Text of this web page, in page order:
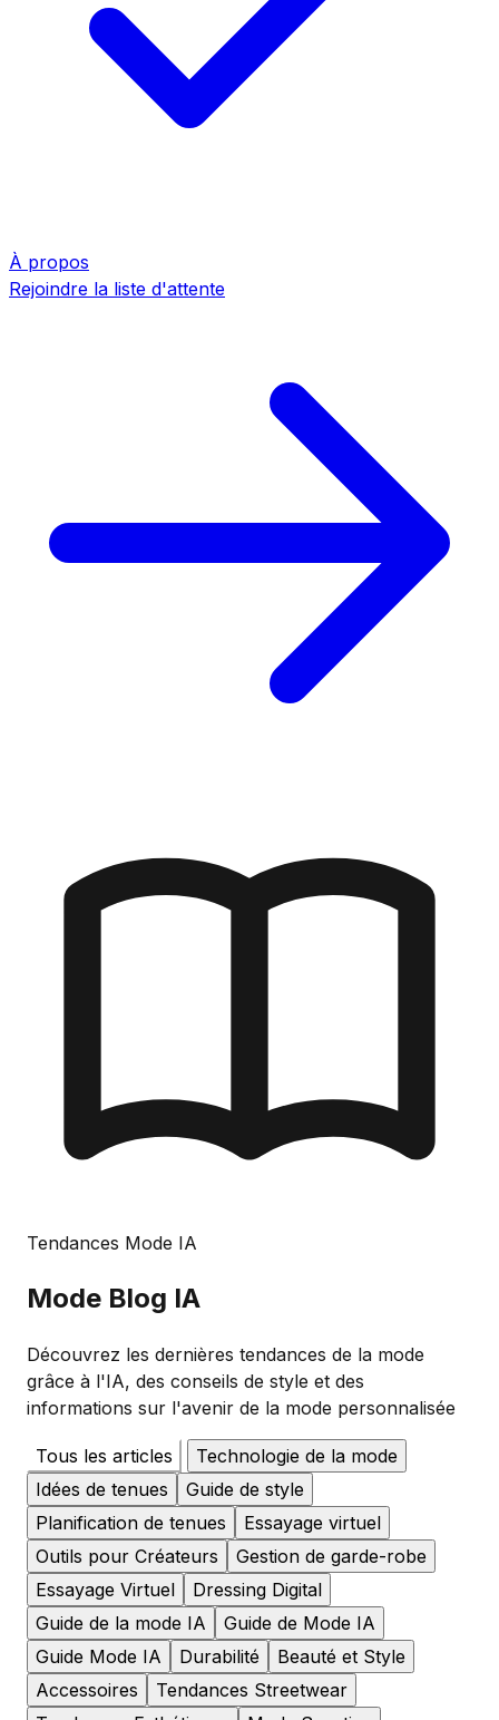
À propos
Rejoindre la liste d'attente
Tendances Mode IA
Mode Blog IA
Découvrez les dernières tendances de la mode
grâce à l'IA, des conseils de style et des
informations sur l'avenir de la mode personnalisée
Tous les articles
Technologie de la mode
Idées de tenues
Guide de style
Planification de tenues
Essayage virtuel
Outils pour Créateurs
Gestion de garde-robe
Essayage Virtuel
Dressing Digital
Guide de la mode IA
Guide de Mode IA
Guide Mode IA
Durabilité
Beauté et Style
Accessoires
Tendances Streetwear